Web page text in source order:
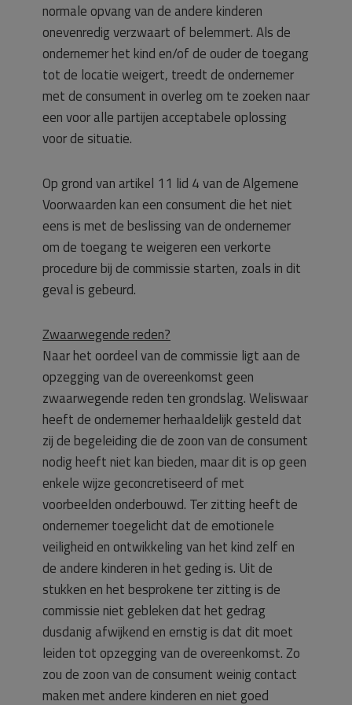
normale opvang van de andere kinderen
onevenredig verzwaart of belemmert. Als de
ondernemer het kind en/of de ouder de toegang
tot de locatie weigert, treedt de ondernemer
met de consument in overleg om te zoeken naar
een voor alle partijen acceptabele oplossing
voor de situatie.
Op grond van artikel 11 lid 4 van de Algemene
Voorwaarden kan een consument die het niet
eens is met de beslissing van de ondernemer
om de toegang te weigeren een verkorte
procedure bij de commissie starten, zoals in dit
geval is gebeurd.
Zwaarwegende reden?
Naar het oordeel van de commissie ligt aan de
opzegging van de overeenkomst geen
zwaarwegende reden ten grondslag. Weliswaar
heeft de ondernemer herhaaldelijk gesteld dat
zij de begeleiding die de zoon van de consument
nodig heeft niet kan bieden, maar dit is op geen
enkele wijze geconcretiseerd of met
voorbeelden onderbouwd. Ter zitting heeft de
ondernemer toegelicht dat de emotionele
veiligheid en ontwikkeling van het kind zelf en
de andere kinderen in het geding is. Uit de
stukken en het besprokene ter zitting is de
commissie niet gebleken dat het gedrag
dusdanig afwijkend en ernstig is dat dit moet
leiden tot opzegging van de overeenkomst. Zo
zou de zoon van de consument weinig contact
maken met andere kinderen en niet goed